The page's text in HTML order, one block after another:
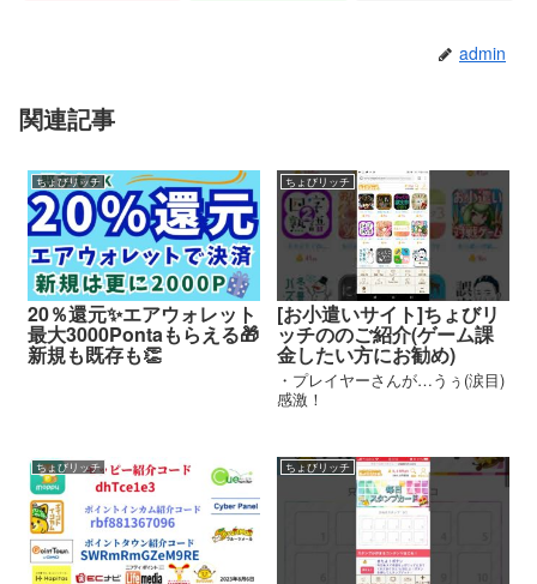
admin
関連記事
ちょびリッチ
20％還元✨エアウォレット
最大3000Pontaもらえる🎁
新規も既存も👏
ちょびリッチ
[お小遣いサイト]ちょびリ
ッチののご紹介(ゲーム課
金したい方にお勧め)
・プレイヤーさんが…うぅ(涙目)
感激！
ちょびリッチ ちょびリッチ